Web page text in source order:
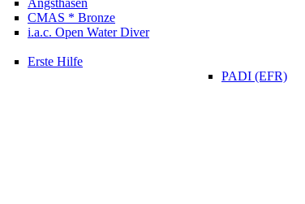
Angsthasen
CMAS * Bronze
i.a.c. Open Water Diver
Erste Hilfe
PADI (EFR)